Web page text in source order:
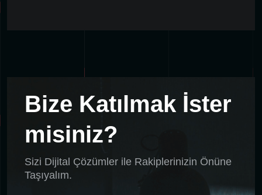
Bize Katılmak İster
misiniz?
Sizi Dijital Çözümler ile Rakiplerinizin Önüne
Taşıyalım.